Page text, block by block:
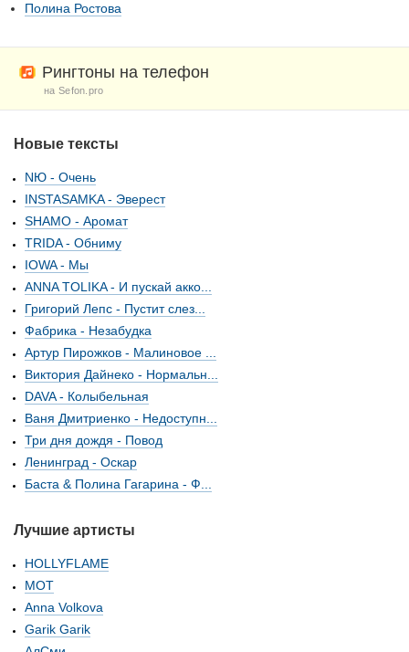
Полина Ростова
Рингтоны на телефон
на Sefon.pro
Новые тексты
NЮ - Очень
INSTASAMKA - Эверест
SHAMO - Аромат
TRIDA - Обниму
IOWA - Мы
ANNA TOLIKA - И пускай акко...
Григорий Лепс - Пустит слез...
Фабрика - Незабудка
Артур Пирожков - Малиновое ...
Виктория Дайнеко - Нормальн...
DAVA - Колыбельная
Ваня Дмитриенко - Недоступн...
Три дня дождя - Повод
Ленинград - Оскар
Баста & Полина Гагарина - Ф...
Лучшие артисты
HOLLYFLAME
МОТ
Anna Volkova
Garik Garik